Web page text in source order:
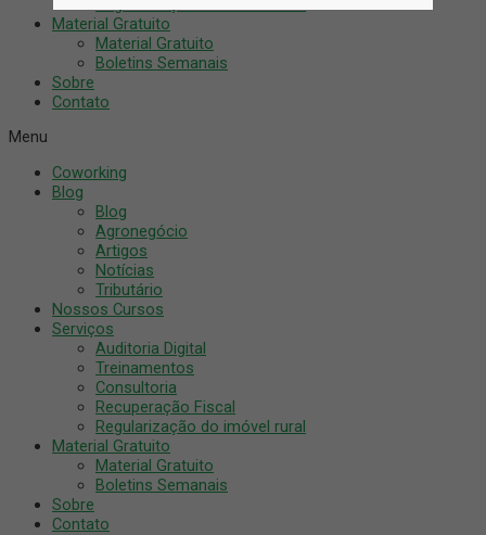
Material Gratuito
Material Gratuito
Boletins Semanais
Sobre
Contato
Menu
Coworking
Blog
Blog
Agronegócio
Artigos
Notícias
Tributário
Nossos Cursos
Serviços
Auditoria Digital
Treinamentos
Consultoria
Recuperação Fiscal
Regularização do imóvel rural
Material Gratuito
Material Gratuito
Boletins Semanais
Sobre
Contato